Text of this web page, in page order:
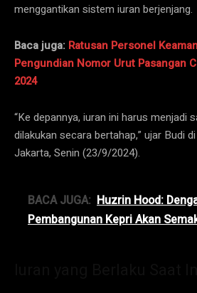
menggantikan sistem iuran berjenjang.
Baca juga: Ratusan Personel
Pengundian Nomor Urut Pasangan
2024
“Ke depannya, iuran ini harus menjadi
dilakukan secara bertahap,” ujar Budi
Jakarta, Senin (23/9/2024).
BACA JUGA: Huzrin Hood:
Pembangunan Kepri Akan